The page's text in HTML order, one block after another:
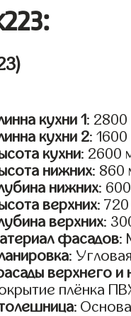
кухни 1:
кухни 2:
кухни: 2600
нижних: 860
нижних:
верхних:
верхних:
фасадов:
: Угловая
верхнего и
плёнка
: